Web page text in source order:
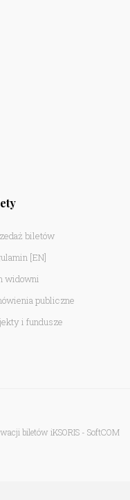
biletów
[EN]
widowni
publiczne
i fundusze
biletów iKSORIS - SoftCOM